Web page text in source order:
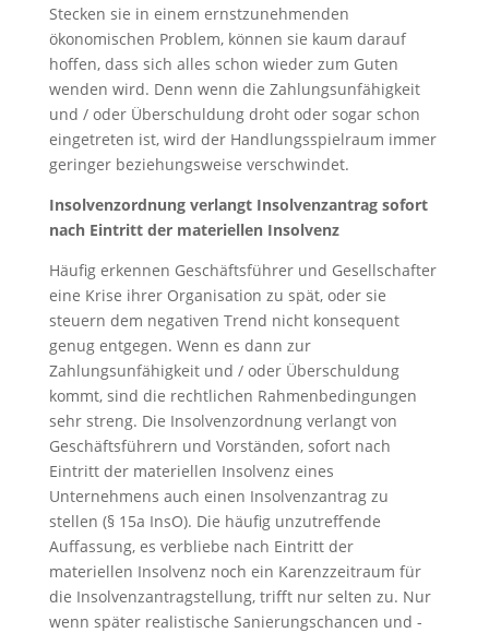
Stecken sie in einem ernstzunehmenden
ökonomischen Problem, können sie kaum darauf
hoffen, dass sich alles schon wieder zum Guten
wenden wird. Denn wenn die Zahlungsunfähigkeit
und / oder Überschuldung droht oder sogar schon
eingetreten ist, wird der Handlungsspielraum immer
geringer beziehungsweise verschwindet.
Insolvenzordnung verlangt Insolvenzantrag sofort
nach Eintritt der materiellen Insolvenz
Häufig erkennen Geschäftsführer und Gesellschafter
eine Krise ihrer Organisation zu spät, oder sie
steuern dem negativen Trend nicht konsequent
genug entgegen. Wenn es dann zur
Zahlungsunfähigkeit und / oder Überschuldung
kommt, sind die rechtlichen Rahmenbedingungen
sehr streng. Die Insolvenzordnung verlangt von
Geschäftsführern und Vorständen, sofort nach
Eintritt der materiellen Insolvenz eines
Unternehmens auch einen Insolvenzantrag zu
stellen (§ 15a InsO). Die häufig unzutreffende
Auffassung, es verbliebe nach Eintritt der
materiellen Insolvenz noch ein Karenzzeitraum für
die Insolvenzantragstellung, trifft nur selten zu. Nur
wenn später realistische Sanierungschancen und -